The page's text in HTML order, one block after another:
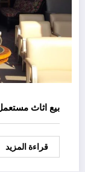
بيع اثاث
قراءة المزيد